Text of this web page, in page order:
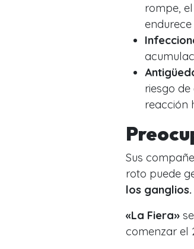
rompe,
riesgo
reacción
Sus
roto puede
los ganglios.
«La Fiera»
comenzar el